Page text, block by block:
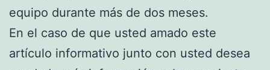
equipo durante más de dos meses.
En el caso de que usted amado este
artículo informativo junto con usted desea